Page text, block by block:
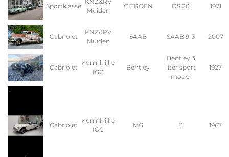
Sportklasse
Muiden
CITROEN DS 20 1971
Cabriolet
KNZ&RV
Muiden
SAAB SAAB 9-3 2007
Cabriolet
Koninklijke
IGC
Bentley
Bentley 3
liter sport
model
1927
Cabriolet
Koninklijke
IGC
MG B 1967